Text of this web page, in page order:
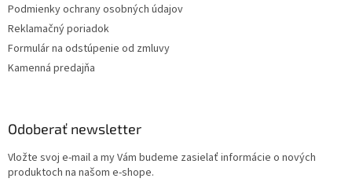
Podmienky ochrany osobných údajov
Reklamačný poriadok
Formulár na odstúpenie od zmluvy
Kamenná predajňa
Odoberať newsletter
Vložte svoj e-mail a my Vám budeme zasielať informácie o nových
produktoch na našom e-shope.